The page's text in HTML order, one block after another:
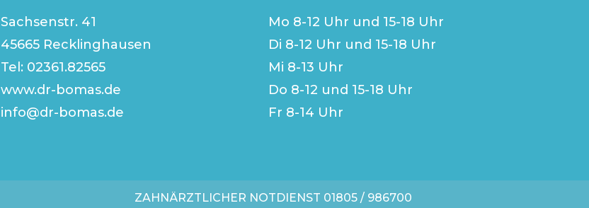
Sachsenstr. 41
45665 Recklinghausen
Tel: 02361.82565
www.dr-bomas.de
info@dr-bomas.de
Mo 8-12 Uhr und 15-18 Uhr
Di 8-12 Uhr und 15-18 Uhr
Mi 8-13 Uhr
Do 8-12 und 15-18 Uhr
Fr 8-14 Uhr
ZAHNÄRZTLICHER NOTDIENST 01805 / 986700